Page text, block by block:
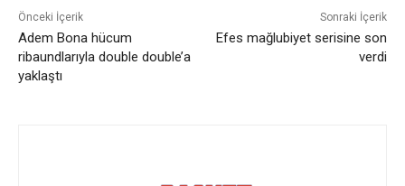
Önceki İçerik
Adem Bona hücum
ribaundlarıyla double double’a
yaklaştı
Sonraki İçerik
Efes mağlubiyet serisine son
verdi